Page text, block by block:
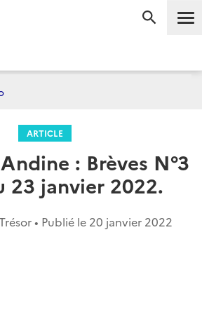
ARTICLE
: Brèves N°3
23 janvier 2022.
• Publié le 20 janvier 2022